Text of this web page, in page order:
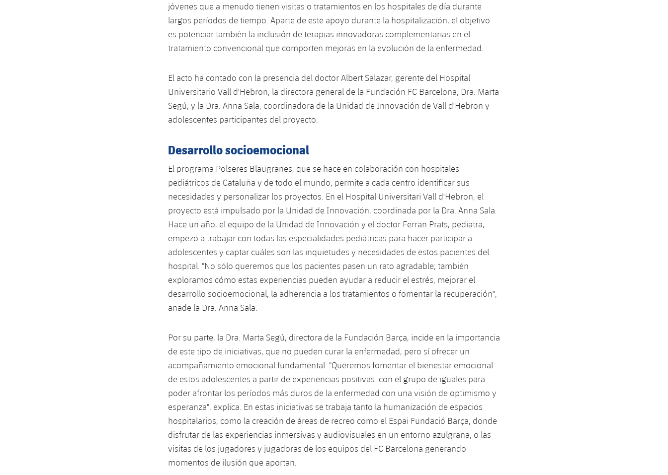
jóvenes que a menudo tienen visitas o tratamientos en los hospitales de día durante
largos períodos de tiempo. Aparte de este apoyo durante la hospitalización, el objetivo
es potenciar también la inclusión de terapias innovadoras complementarias en el
tratamiento convencional que comporten mejoras en la evolución de la enfermedad.
El acto ha contado con la presencia del doctor Albert Salazar, gerente del Hospital
Universitario Vall d'Hebron, la directora general de la Fundación FC Barcelona, ​​Dra. Marta
Segú, y la Dra. Anna Sala, coordinadora de la Unidad de Innovación de Vall d'Hebron y
adolescentes participantes del proyecto.
Desarrollo socioemocional
El programa Polseres Blaugranes, que se hace en colaboración con hospitales
pediátricos de Cataluña y de todo el mundo, permite a cada centro identificar sus
necesidades y personalizar los proyectos. En el Hospital Universitari Vall d'Hebron, el
proyecto está impulsado por la Unidad de Innovación, coordinada por la Dra. Anna Sala.
Hace un año, el equipo de la Unidad de Innovación y el doctor Ferran Prats, pediatra,
empezó a trabajar con todas las especialidades pediátricas para hacer participar a
adolescentes y captar cuáles son las inquietudes y necesidades de estos pacientes del
hospital. "No sólo queremos que los pacientes pasen un rato agradable; también
exploramos cómo estas experiencias pueden ayudar a reducir el estrés, mejorar el
desarrollo socioemocional, la adherencia a los tratamientos o fomentar la recuperación",
añade la Dra. Anna Sala.
Por su parte, la Dra. Marta Segú, directora de la Fundación Barça, incide en la importancia
de este tipo de iniciativas, que no pueden curar la enfermedad, pero sí ofrecer un
acompañamiento emocional fundamental. "Queremos fomentar el bienestar emocional
de estos adolescentes a partir de experiencias positivas con el grupo de iguales para
poder afrontar los períodos más duros de la enfermedad con una visión de optimismo y
esperanza", explica. En estas iniciativas se trabaja tanto la humanización de espacios
hospitalarios, como la creación de áreas de recreo como el Espai Fundació Barça, donde
disfrutar de las experiencias inmersivas y audiovisuales en un entorno azulgrana, o las
visitas de los jugadores y jugadoras de los equipos del FC Barcelona generando
momentos de ilusión que aportan.